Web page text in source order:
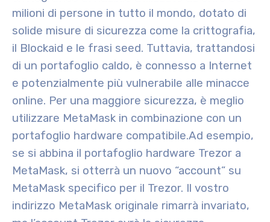
milioni di persone in tutto il mondo, dotato di
solide misure di sicurezza come la crittografia,
il Blockaid e le frasi seed. Tuttavia, trattandosi
di un portafoglio caldo, è connesso a Internet
e potenzialmente più vulnerabile alle minacce
online. Per una maggiore sicurezza, è meglio
utilizzare MetaMask in combinazione con un
portafoglio hardware compatibile.Ad esempio,
se si abbina il portafoglio hardware Trezor a
MetaMask, si otterrà un nuovo “account” su
MetaMask specifico per il Trezor. Il vostro
indirizzo MetaMask originale rimarrà invariato,